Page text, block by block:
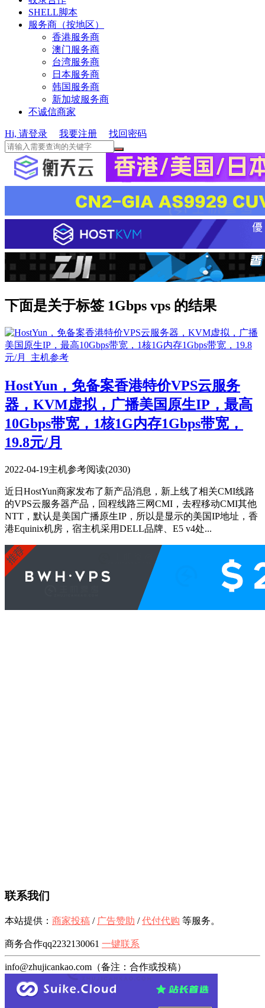
SHELL脚本
服务商（按地区）
香港服务商
澳门服务商
台湾服务商
日本服务商
韩国服务商
新加坡服务商
不诚信商家
Hi, 请登录 我要注册 找回密码
下面是关于标签 1Gbps vps 的结果
HostYun，免备案香港特价VPS云服务
器，KVM虚拟，广播美国原生IP，最高
10Gbps带宽，1核1G内存1Gbps带宽，
19.8元/月
2022-04-19主机参考阅读(2030)
近日HostYun商家发布了新产品消息，新上线了相关CMI线路
的VPS云服务器产品，回程线路三网CMI，去程移动CMI其他
NTT，默认是美国广播原生IP，所以是显示的美国IP地址，香
港Equinix机房，宿主机采用DELL品牌、E5 v4处...
联系我们
本站提供： 商家投稿 / 广告赞助 /代付代购 等服务。
商务合作qq2232130061 一键联系
info@zhujicankao.com（备注：合作或投稿）